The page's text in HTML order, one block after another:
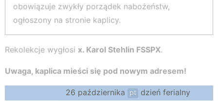
obowiązuje zwykły porządek nabożeństw,
ogłoszony na stronie kaplicy.
Rekolekcje wygłosi x. Karol Stehlin FSSPX.
Uwaga, kaplica mieści się pod nowym adresem!
26 października pt dzień ferialny